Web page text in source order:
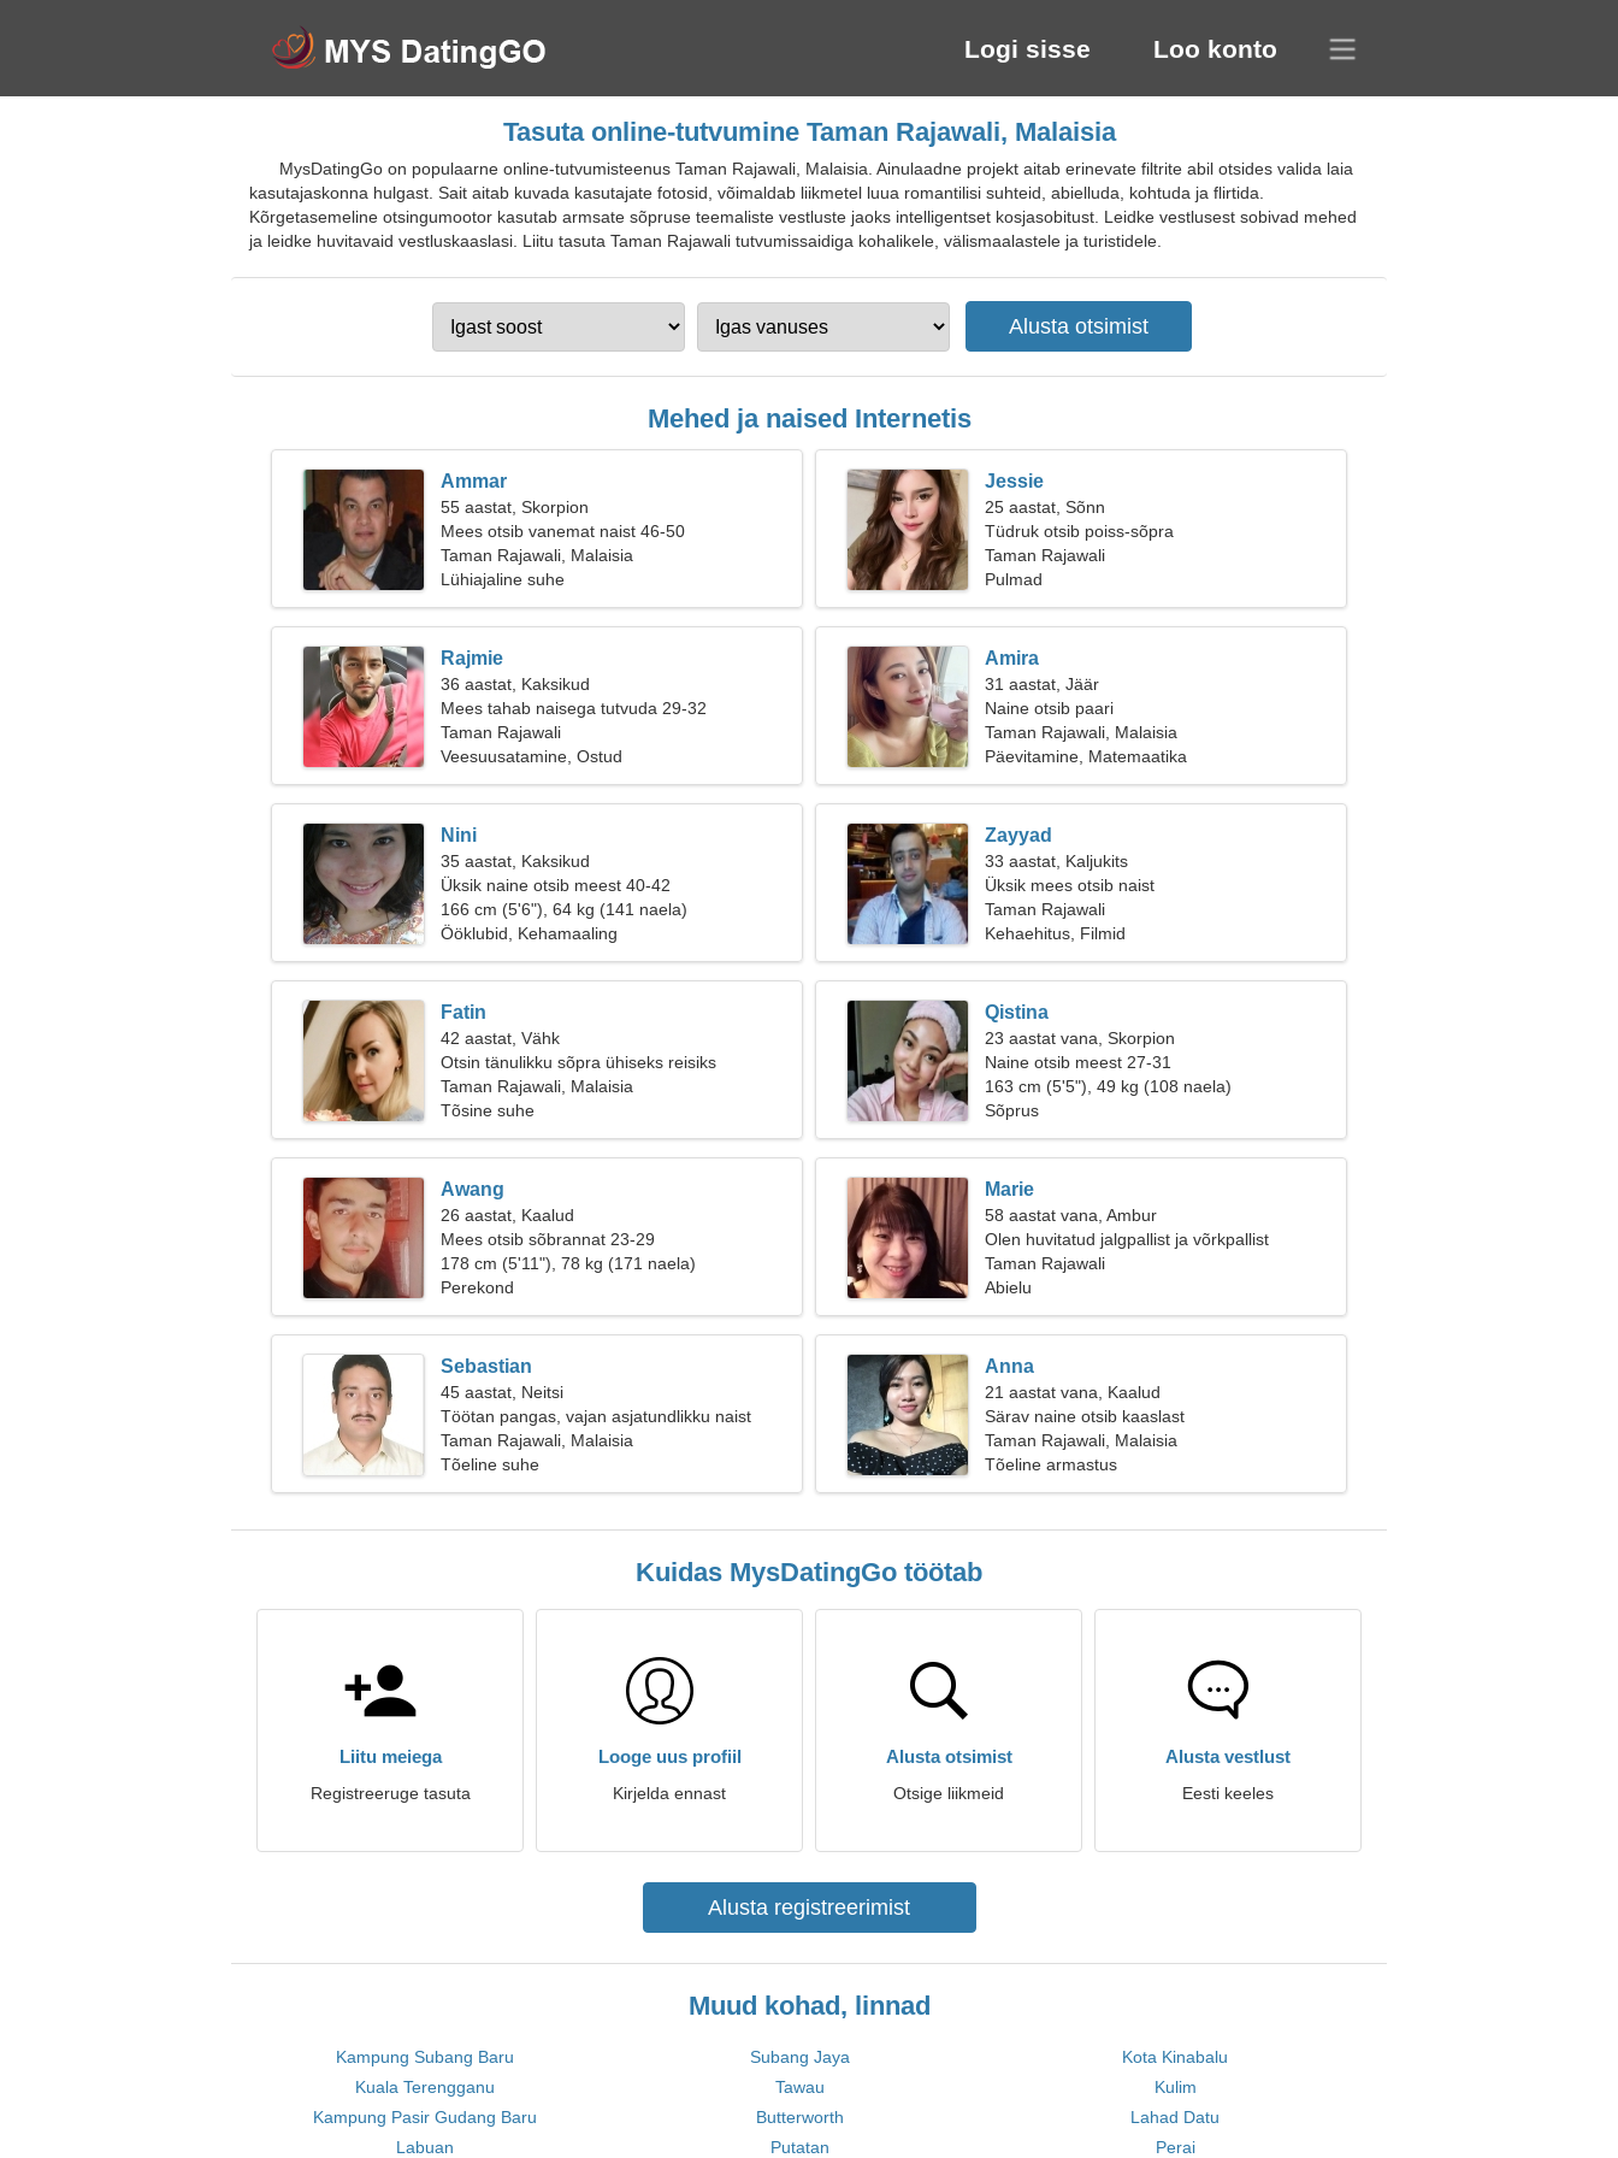
Logi sisse Loo konto
Tasuta online-tutvumine Taman Rajawali, Malaisia
MysDatingGo on populaarne online-tutvumisteenus Taman Rajawali, Malaisia. Ainulaadne projekt aitab erinevate filtrite abil otsides valida laia
kasutajaskonna hulgast. Sait aitab kuvada kasutajate fotosid, võimaldab liikmetel luua romantilisi suhteid, abielluda, kohtuda ja flirtida.
Kõrgetasemeline otsingumootor kasutab armsate sõpruse teemaliste vestluste jaoks intelligentset kosjasobitust. Leidke vestlusest sobivad mehed
ja leidke huvitavaid vestluskaaslasi. Liitu tasuta Taman Rajawali tutvumissaidiga kohalikele, välismaalastele ja turistidele.
Mehed ja naised Internetis
Ammar
55 aastat, Skorpion
Mees otsib vanemat naist 46-50
Taman Rajawali, Malaisia
Lühiajaline suhe
Jessie
25 aastat, Sõnn
Tüdruk otsib poiss-sõpra
Taman Rajawali
Pulmad
Rajmie
36 aastat, Kaksikud
Mees tahab naisega tutvuda 29-32
Taman Rajawali
Veesuusatamine, Ostud
Amira
31 aastat, Jäär
Naine otsib paari
Taman Rajawali, Malaisia
Päevitamine, Matemaatika
Nini
35 aastat, Kaksikud
Üksik naine otsib meest 40-42
166 cm (5'6"), 64 kg (141 naela)
Ööklubid, Kehamaaling
Zayyad
33 aastat, Kaljukits
Üksik mees otsib naist
Taman Rajawali
Kehaehitus, Filmid
Fatin
42 aastat, Vähk
Otsin tänulikku sõpra ühiseks reisiks
Taman Rajawali, Malaisia
Tõsine suhe
Qistina
23 aastat vana, Skorpion
Naine otsib meest 27-31
163 cm (5'5"), 49 kg (108 naela)
Sõprus
Awang
26 aastat, Kaalud
Mees otsib sõbrannat 23-29
178 cm (5'11"), 78 kg (171 naela)
Perekond
Marie
58 aastat vana, Ambur
Olen huvitatud jalgpallist ja võrkpallist
Taman Rajawali
Abielu
Sebastian
45 aastat, Neitsi
Töötan pangas, vajan asjatundlikku naist
Taman Rajawali, Malaisia
Tõeline suhe
Anna
21 aastat vana, Kaalud
Särav naine otsib kaaslast
Taman Rajawali, Malaisia
Tõeline armastus
Kuidas MysDatingGo töötab
Liitu meiega
Registreeruge tasuta
Looge uus profiil
Kirjelda ennast
Alusta otsimist
Otsige liikmeid
Alusta vestlust
Eesti keeles
Alusta registreerimist
Muud kohad, linnad
Kampung Subang Baru Subang Jaya
Kota Kinabalu
Kuala Terengganu
Tawau
Kulim
Kampung Pasir Gudang Baru
Butterworth
Lahad Datu
Labuan
Putatan Perai